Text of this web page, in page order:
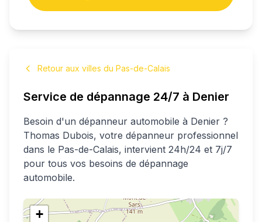
Retour aux villes du Pas-de-Calais
Service de dépannage 24/7 à Denier
Besoin d'un dépanneur automobile à Denier ?
Thomas Dubois, votre dépanneur professionnel
dans le Pas-de-Calais, intervient 24h/24 et 7j/7
pour tous vos besoins de dépannage
automobile.
+